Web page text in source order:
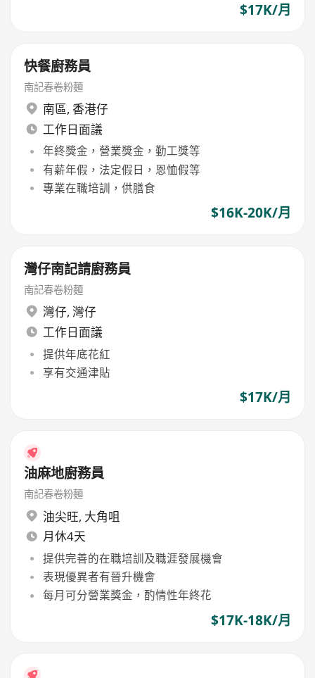
$17K/月
快餐廚務員
南記春卷粉麵
南區, 香港仔
工作日面議
年終獎金，營業獎金，勤工獎等
有薪年假，法定假日，恩恤假等
專業在職培訓，供膳食
$16K-20K/月
灣仔南記請廚務員
南記春卷粉麵
灣仔, 灣仔
工作日面議
提供年底花紅
享有交通津貼
$17K/月
油麻地廚務員
南記春卷粉麵
油尖旺, 大角咀
月休4天
提供完善的在職培訓及職涯發展機會
表現優異者有晉升機會
每月可分營業獎金，酌情性年終花
$17K-18K/月